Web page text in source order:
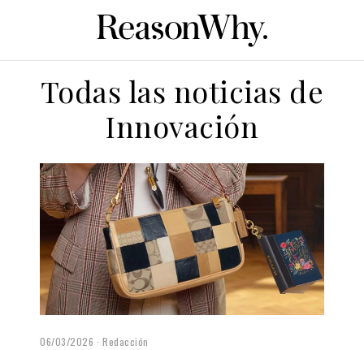
Todas las noticias de
Innovación
06/03/2026 Redacción